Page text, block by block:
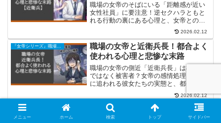
職場の女帝のそばにいる「距離感が近い
女性社員」に要注意！逆セクハラともと
れる行動の裏にある心理と、女帝との危
険な関係性を徹底解説。勘違いして地雷
を踏まないための、オヤジのための処世
術を紹介するでね。
2026.02.12
職場の女帝と近衛兵長！都合よく
使われる心理と悲惨な末路
職場の女帝の側近「近衛兵長」は権力者
ではなく被害者？女帝の感情処理と激務
に追われる彼女たちの実態と、都合よく
使い潰される構造的悲劇を解説。燃え尽
きる前に知っておきたい、ブラックな人
間関係からの脱出法をFLUOROが伝授す
るでね。
2026.02.12
職場の女帝と若手近衛兵！徴兵さ
れる心理と仕事への悪影響
メニュー ホーム 検索 トップ サイドバー